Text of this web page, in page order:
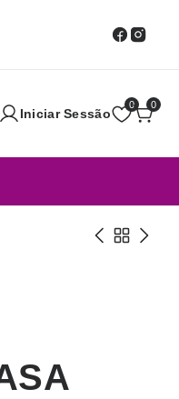
Iniciar Sessão
0 0